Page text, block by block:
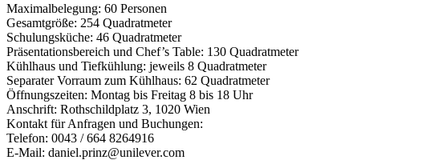
Maximalbelegung: 60 Personen
Gesamtgröße: 254 Quadratmeter
Schulungsküche: 46 Quadratmeter
Präsentationsbereich und Chef’s Table: 130 Quadratmeter
Kühlhaus und Tiefkühlung: jeweils 8 Quadratmeter
Separater Vorraum zum Kühlhaus: 62 Quadratmeter
Öffnungszeiten: Montag bis Freitag 8 bis 18 Uhr
Anschrift: Rothschildplatz 3, 1020 Wien
Kontakt für Anfragen und Buchungen:
Telefon: 0043 / 664 8264916
E-Mail: daniel.prinz@unilever.com